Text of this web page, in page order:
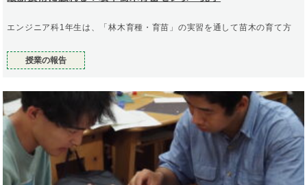
エンジニア科1年生は、「林木育種・育苗」の実習を通して苗木の育て方
授業の報告